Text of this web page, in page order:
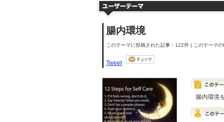
腸内環境
このテーマに投稿された記事：122件 | このテーマの
Tweet
腸内環境